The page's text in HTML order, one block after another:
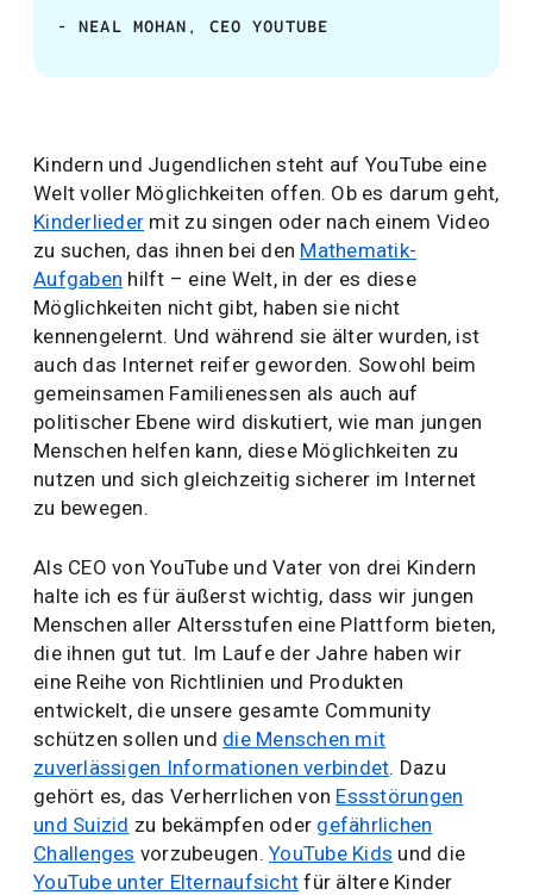
- NEAL MOHAN, CEO YOUTUBE
Kindern und Jugendlichen steht auf YouTube eine
Welt voller Möglichkeiten offen. Ob es darum geht,
Kinderlieder mit zu singen oder nach einem Video
zu suchen, das ihnen bei den Mathematik-
Aufgaben hilft – eine Welt, in der es diese
Möglichkeiten nicht gibt, haben sie nicht
kennengelernt. Und während sie älter wurden, ist
auch das Internet reifer geworden. Sowohl beim
gemeinsamen Familienessen als auch auf
politischer Ebene wird diskutiert, wie man jungen
Menschen helfen kann, diese Möglichkeiten zu
nutzen und sich gleichzeitig sicherer im Internet
zu bewegen.
Als CEO von YouTube und Vater von drei Kindern
halte ich es für äußerst wichtig, dass wir jungen
Menschen aller Altersstufen eine Plattform bieten,
die ihnen gut tut. Im Laufe der Jahre haben wir
eine Reihe von Richtlinien und Produkten
entwickelt, die unsere gesamte Community
schützen sollen und die Menschen mit
zuverlässigen Informationen verbindet. Dazu
gehört es, das Verherrlichen von Essstörungen
und Suizid zu bekämpfen oder gefährlichen
Challenges vorzubeugen. YouTube Kids und die
YouTube unter Elternaufsicht für ältere Kinder